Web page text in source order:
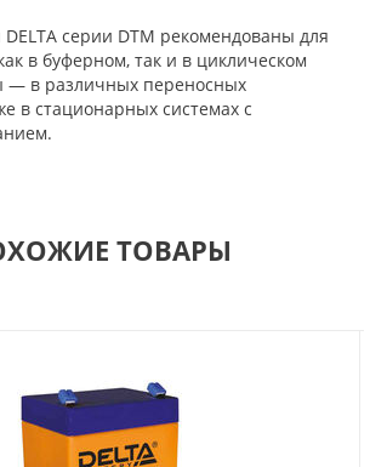
серии DTM рекомендованы для
в буферном, так и в циклическом
— в различных переносных
в стационарных системах с
ТОВАРЫ